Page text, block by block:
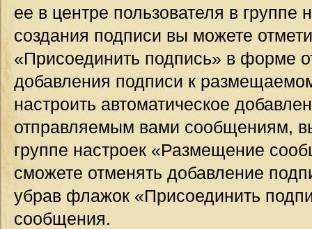
ее в центре пользователя в
создания подписи вы можете
«Присоединить подпись» в форме
добавления подписи к
настроить автоматическое
отправляемым вами сообщениям,
группе настроек «Размещение
сможете отменять добавление
убрав флажок «Присоединить
сообщения.